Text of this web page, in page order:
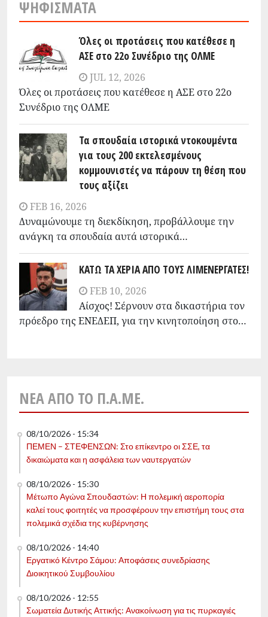
ΨΗΦΊΣΜΑΤΑ
Όλες οι προτάσεις που κατέθεσε η
ΑΣΕ στο 22ο Συνέδριο της ΟΛΜΕ
JUL 12, 2026
Όλες οι προτάσεις που κατέθεσε η ΑΣΕ στο 22ο
Συνέδριο της ΟΛΜΕ
Τα σπουδαία ιστορικά ντοκουμέντα
για τους 200 εκτελεσμένους
κομμουνιστές να πάρουν τη θέση που
τους αξίζει
FEB 16, 2026
Δυναμώνουμε τη διεκδίκηση, προβάλλουμε την
ανάγκη τα σπουδαία αυτά ιστορικά…
ΚΑΤΩ ΤΑ ΧΕΡΙΑ ΑΠΟ ΤΟΥΣ ΛΙΜΕΝΕΡΓΑΤΕΣ!
FEB 10, 2026
Αίσχος! Σέρνουν στα δικαστήρια τον
πρόεδρο της ΕΝΕΔΕΠ, για την κινητοποίηση στο…
ΝΈΑ ΑΠΌ ΤΟ Π.Α.ΜΕ.
08/10/2026 - 15:34
ΠΕΜΕΝ – ΣΤΕΦΕΝΣΩΝ: Στο επίκεντρο οι ΣΣΕ, τα
δικαιώματα και η ασφάλεια των ναυτεργατών
08/10/2026 - 15:30
Μέτωπο Αγώνα Σπουδαστών: Η πολεμική αεροπορία
καλεί τους φοιτητές να προσφέρουν την επιστήμη τους στα
πολεμικά σχέδια της κυβέρνησης
08/10/2026 - 14:40
Εργατικό Κέντρο Σάμου: Αποφάσεις συνεδρίασης
Διοικητικού Συμβουλίου
08/10/2026 - 12:55
Σωματεία Δυτικής Αττικής: Ανακοίνωση για τις πυρκαγιές